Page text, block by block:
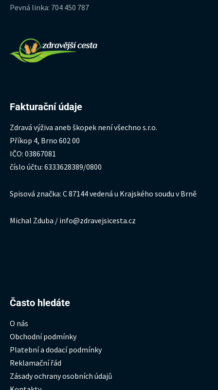
Pevná linka: 704 450 787
Fakturační údaje
Zdravá výživa aneb škopek není všechno s.r.o.
Příkop 4, Brno 602 00
IČO: 03867081
číslo účtu: 6333628389/0800
Spisová značka: C 87144 vedená u Krajského soudu v Brně
Michal Zduba / info@zdravejsicesta.cz
Často hledáte
O nás
Obchodní podmínky
Platební a dodací podmínky
Reklamační řád
Zásady ochrany osobních údajů
Hledat: